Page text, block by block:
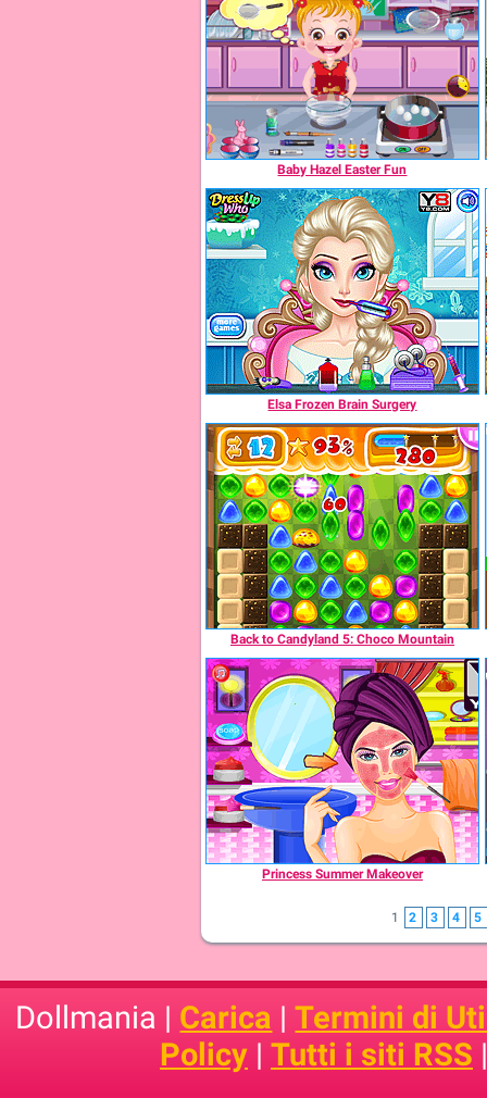
Baby Hazel Easter Fun
Elsa Frozen Brain Surgery
Back to Candyland 5: Choco Mountain
Princess Summer Makeover
1 2 3 4 5
Dollmania | Carica |Termini di
Policy | Tutti i siti RSS